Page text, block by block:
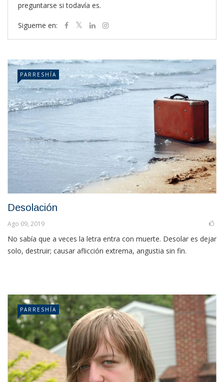
preguntarse si todavía es.
Sigueme en:
PARRESHÍA
Desolación
Ago 09, 2019
No sabía que a veces la letra entra con muerte. Desolar es dejar
solo, destruir; causar aflicción extrema, angustia sin fin.
PARRESHÍA